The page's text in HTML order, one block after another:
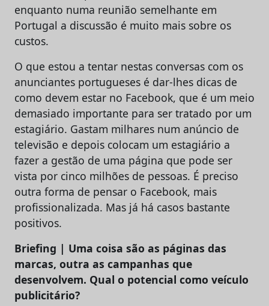
enquanto numa reunião semelhante em
Portugal a discussão é muito mais sobre os
custos.
O que estou a tentar nestas conversas com os
anunciantes portugueses é dar-lhes dicas de
como devem estar no Facebook, que é um meio
demasiado importante para ser tratado por um
estagiário. Gastam milhares num anúncio de
televisão e depois colocam um estagiário a
fazer a gestão de uma página que pode ser
vista por cinco milhões de pessoas. É preciso
outra forma de pensar o Facebook, mais
profissionalizada. Mas já há casos bastante
positivos.
Briefing | Uma coisa são as páginas das
marcas, outra as campanhas que
desenvolvem. Qual o potencial como veículo
publicitário?